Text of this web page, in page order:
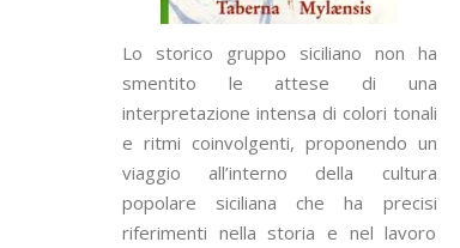
Lo storico gruppo siciliano non ha
smentito le attese di una
interpretazione intensa di colori tonali
e ritmi coinvolgenti, proponendo un
viaggio all’interno della cultura
popolare siciliana che ha precisi
riferimenti nella storia e nel lavoro